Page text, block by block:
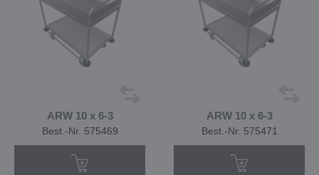
ARW 10 x 6-3
Best.-Nr. 575469
ARW 10 x 6-3
Best.-Nr. 575471